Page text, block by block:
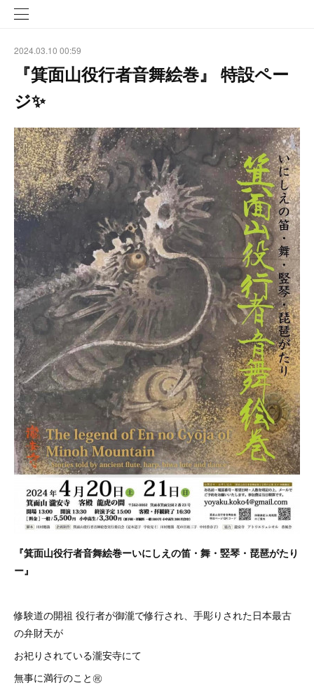
2024.03.10 00:59
『箕面山役行者音舞絵巻』 特設ペー
ジ✨
『箕面山役行者音舞絵巻ーいにしえの笛・舞・竪琴・琵琶がたり
ー』
修験道の開祖 役行者が御瀧で修行され、手彫りされた日本最古
の弁財天が
お祀りされている瀧安寺にて
無事に満行のこと㊗️